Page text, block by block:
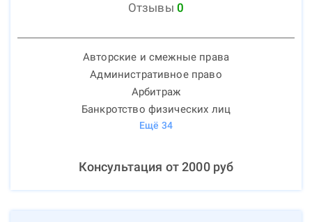
Отзывы 0
Авторские и смежные права
Административное право
Арбитраж
Банкротство физических лиц
Ещё 34
Консультация от2000руб